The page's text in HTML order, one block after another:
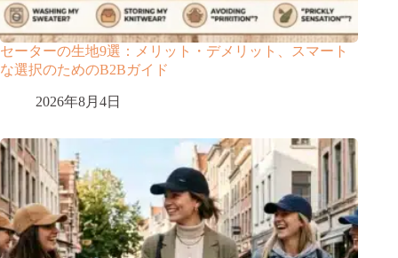
セーターの生地9選：メリット・デメリット、スマート
な選択のためのB2Bガイド
2026年8月4日